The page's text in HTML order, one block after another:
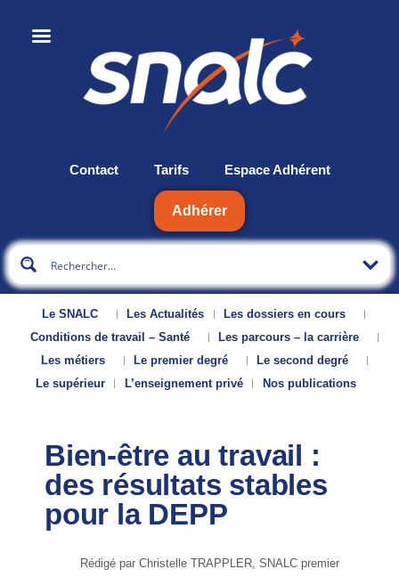
Contact Tarifs Espace Adhérent
Adhérer
Le SNALC Les Actualités
Les dossiers en cours
Conditions de travail – Santé
Les parcours – la carrière
Les métiers
Le premier degré
Le second degré
Le supérieur
L’enseignement privé Nos publications
Bien-être au travail :
des résultats stables
pour la DEPP
Rédigé par Christelle TRAPPLER, SNALC premier